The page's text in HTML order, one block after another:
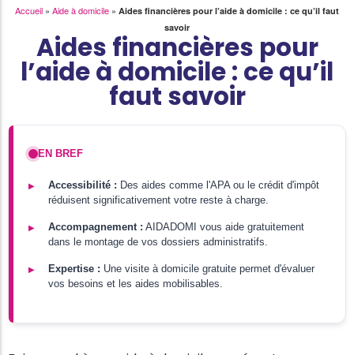
Accueil » Aide à domicile » Aides financières pour l’aide à domicile : ce qu’il faut
savoir
Aides financières pour
l’aide à domicile : ce qu’il
faut savoir
EN BREF
Accessibilité : Des aides comme l'APA ou le crédit d'impôt
réduisent significativement votre reste à charge.
Accompagnement : AIDADOMI vous aide gratuitement
dans le montage de vos dossiers administratifs.
Expertise : Une visite à domicile gratuite permet d'évaluer
vos besoins et les aides mobilisables.